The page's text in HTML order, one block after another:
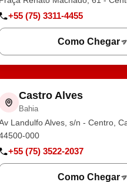
+55 (75) 3311-4455
Como Chegar
Castro Alves
Bahia
Landulfo Alves, s/n - Centro,
000
+55 (75) 3522-2037
Como Chegar